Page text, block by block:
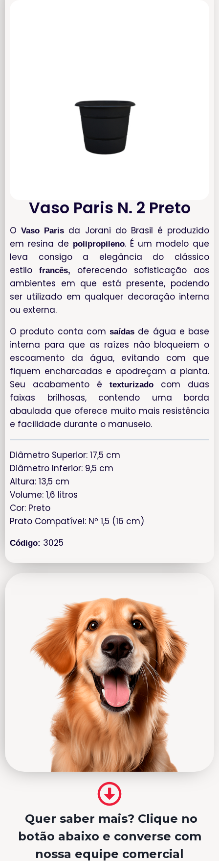
Vaso Paris N. 2 Preto
OVaso Paris da Jorani do Brasil é produzido
em resina de polipropileno. É um modelo que
leva consigo a elegância do clássico
estilo
francês,
oferecendo sofisticação aos
ambientes em que está presente, podendo
ser utilizado em qualquer decoração interna
ou externa.
O produto conta com saídas de água e base
interna para que as raízes não bloqueiem o
escoamento da água, evitando com que
fiquem encharcadas e apodreçam a planta.
Seu acabamento é
texturizado
com duas
faixas brilhosas, contendo uma borda
abaulada que oferece muito mais resistência
e facilidade durante o manuseio.
Diâmetro Superior: 17,5 cm
Diâmetro Inferior: 9,5 cm
Altura: 13,5 cm
Volume: 1,6 litros
Cor: Preto
Prato Compatível: Nº 1,5 (16 cm)
Código: 3025
Quer saber mais? Clique no
botão abaixo e converse com
nossa equipe comercial